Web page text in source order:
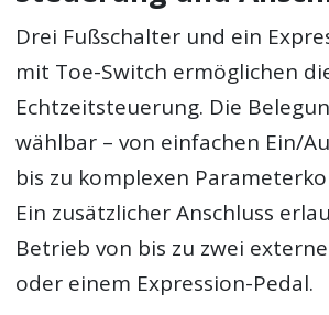
Drei Fußschalter und ein
mit Toe-Switch ermöglichen
Echtzeitsteuerung. Die
wählbar – von einfachen Ein/
bis zu komplexen
Ein zusätzlicher Anschluss
Betrieb von bis zu zwei
oder einem Expression-Pedal.